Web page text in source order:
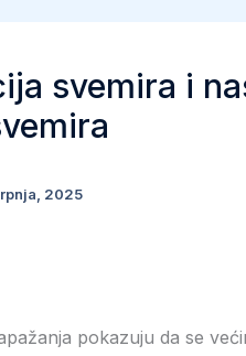
svemira i
2025
pokazuju da se